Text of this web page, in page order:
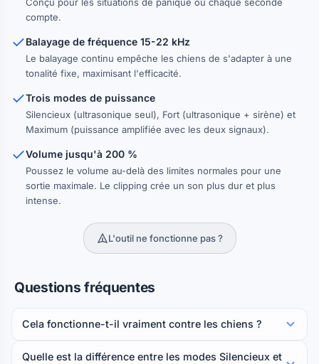
compte.
Balayage de fréquence 15-22 kHz
Le balayage continu empêche les chiens de s'adapter à une
tonalité fixe, maximisant l'efficacité.
Trois modes de puissance
Silencieux (ultrasonique seul), Fort (ultrasonique + sirène) et
Maximum (puissance amplifiée avec les deux signaux).
Volume jusqu'à 200 %
Poussez le volume au-delà des limites normales pour une
sortie maximale. Le clipping crée un son plus dur et plus
intense.
L'outil ne fonctionne pas ?
Questions fréquentes
Cela fonctionne-t-il vraiment contre les chiens ?
Quelle est la différence entre les modes Silencieux et